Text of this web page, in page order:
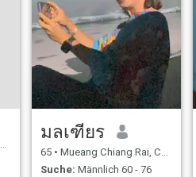
มลเฑียร
65 • Mueang Chiang Rai, Chiang Rai, Thailand
Suche: Männlich 60 - 76